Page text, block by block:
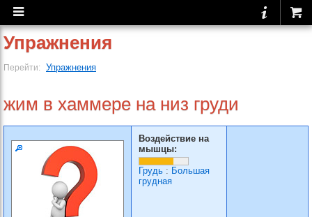
Упражнения
Перейти: Упражнения
жим в хаммере на низ груди
Воздействие на
мышцы:
Грудь : Большая
грудная